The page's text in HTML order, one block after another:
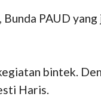
PAUD
bintek.
Haris.